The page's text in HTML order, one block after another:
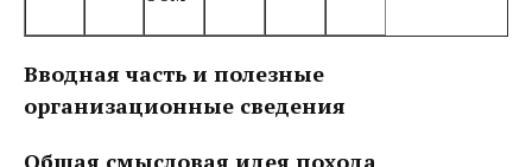
Вводная часть и полезные
организационные сведения
Общая смысловая идея похода